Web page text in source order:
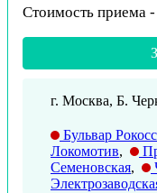
Стоимость приема
г. Москва, Б.
Бульвар
Локомотив,
Семеновская,